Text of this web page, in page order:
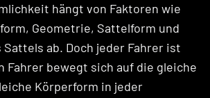
hängt von Faktoren wie
Geometrie, Sattelform und
ab. Doch jeder Fahrer ist
Fahrer bewegt sich auf die gleiche
Körperform in jeder